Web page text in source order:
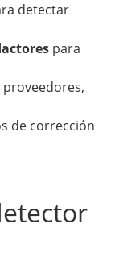
detectar
para
proveedores,
de corrección